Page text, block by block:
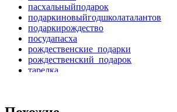
пасхальныйподарок
подаркиновыйгодшколаталантов
подаркирождество
посудапасха
рождественские_подарки
рождественский_подарок
тарелка